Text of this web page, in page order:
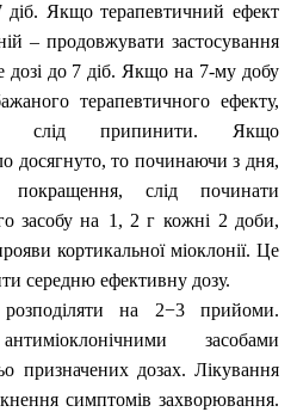
діб. Якщо терапевтичний ефект
– продовжувати застосування
дозі до 7 діб. Якщо на 7-му добу
терапевтичного ефекту,
слід припинити. Якщо
досягнуто, то починаючи з дня,
покращення, слід починати
засобу на 1, 2 г кожні 2 доби,
кортикальної міоклонії. Це
середню ефективну дозу.
на 2−3 прийоми.
засобами
призначених дозах. Лікування
симптомів захворювання.